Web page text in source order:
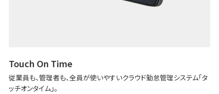
Touch On Time
従業員も、管理者も、全員が使いやすいクラウド勤怠管理システム「タ
ッチオンタイム」。